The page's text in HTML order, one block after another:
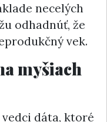
necelých
odhadnúť, že
vek.
myšiach
dáta, ktoré